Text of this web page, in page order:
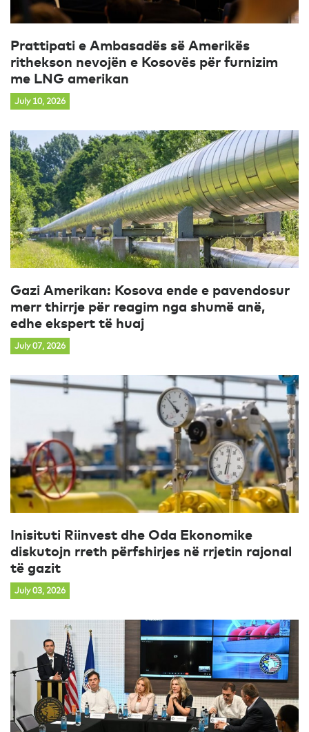
Prattipati e Ambasadës së Amerikës
rithekson nevojën e Kosovës për furnizim
me LNG amerikan
July 10, 2026
Gazi Amerikan: Kosova ende e pavendosur
merr thirrje për reagim nga shumë anë,
edhe ekspert të huaj
July 07, 2026
Inisituti Riinvest dhe Oda Ekonomike
diskutojn rreth përfshirjes në rrjetin rajonal
të gazit
July 03, 2026